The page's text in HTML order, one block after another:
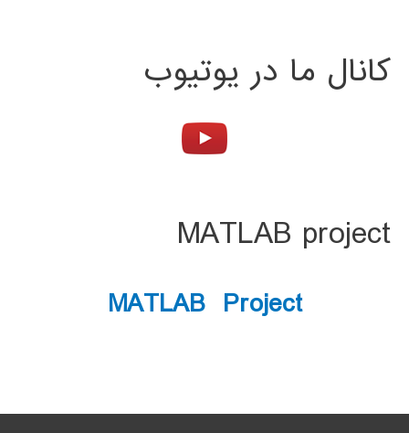
کانال ما در یوتیوب
MATLAB project
MATLAB Project